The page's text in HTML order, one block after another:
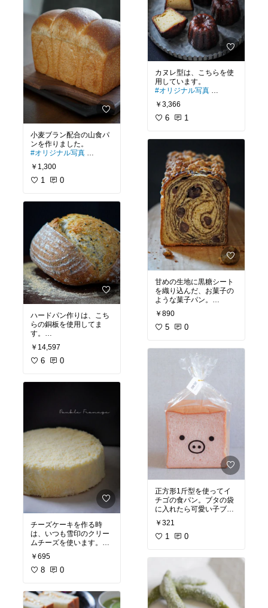
小麦ブラン配合の山食パ
#オリジナル写真
#手作り
質
￥1,300
1 0
ハードパン作りは、こち
らの銅板を使用してま
#オリジナル写真
たら便利
#一生もの
￥14,597
6 0
チーズケーキを作る時
は、いつも雪印のクリー
時間充実
おうちカフェ
￥695
8 0
カヌレ型は、こちらを使
#オリジナル写真
#お菓子作り
￥3,366
6 1
甘めの生地に黒糖シート
を織り込んだ、お菓子の
#オリジナル写真
タイム
パン作り
￥890
5 0
正方形1斤型を使ってイ
チゴの食パン。ブタの袋
に入れたら可愛い子ブタ
#オリジナル写真
ッズ
#パン作り
￥321
1 0